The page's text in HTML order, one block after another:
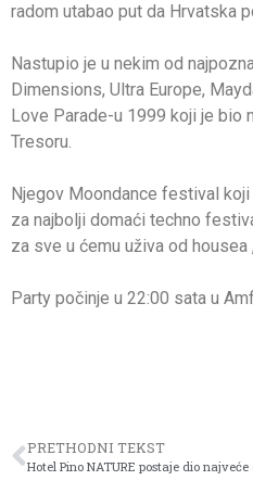
radom utabao put da Hrvatska
Nastupio je u nekim od
Dimensions, Ultra Europe,
Love Parade-u 1999 koji je bio
Tresoru.
Njegov Moondance festival
za najbolji domaći techno
za sve u ćemu uživa od
Party počinje u 22:00 sata u
PRETHODNI TEKST
Hotel Pino NATURE postaje dio